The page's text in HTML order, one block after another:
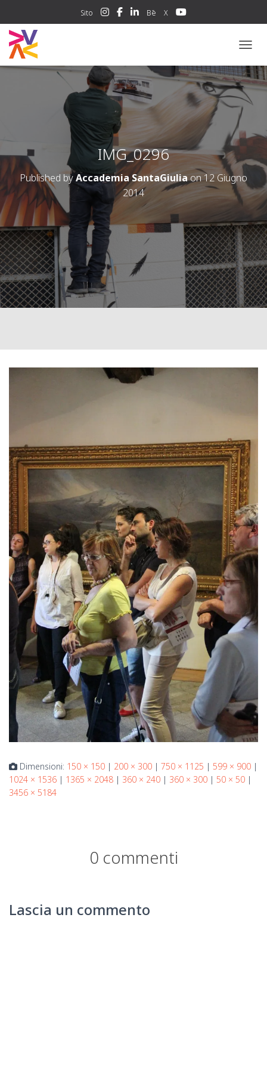
Sito Bē X
IMG_0296
Published byAccademia SantaGiuliaon12 Giugno
2014
Dimensioni: 150 × 150 | 200 × 300 | 750 × 1125 | 599 × 900 |
1024 × 1536 | 1365 × 2048 | 360 × 240 | 360 × 300 | 50 × 50 |
3456 × 5184
0 commenti
Lascia un commento